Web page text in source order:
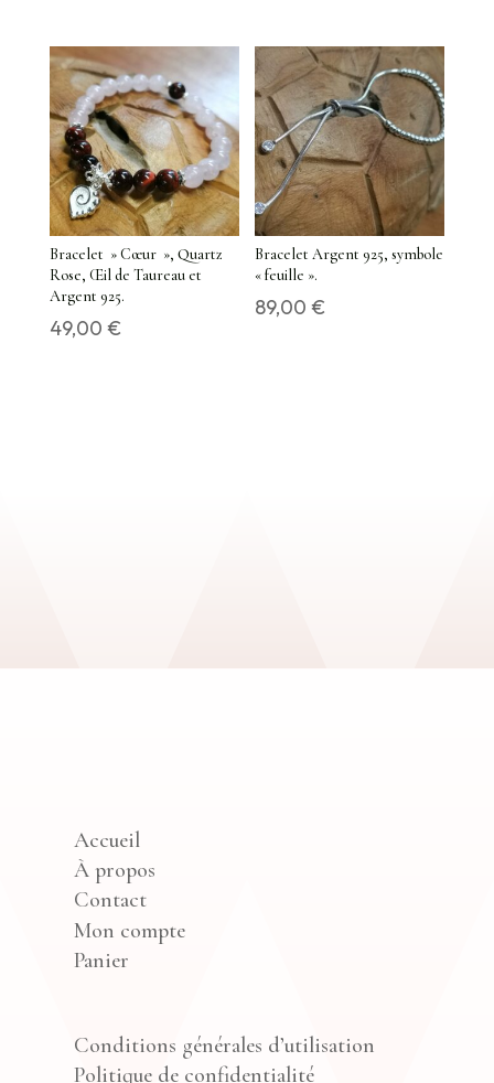
Bracelet » Cœur », Quartz
Rose, Œil de Taureau et
Argent 925.
49,00 €
Bracelet Argent 925, symbole
« feuille ».
89,00€
Accueil
À propos
Contact
Mon compte
Panier
Conditions générales d’utilisation
Politique de confidentialité